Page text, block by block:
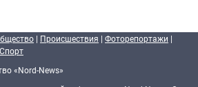
| Происшествия | Фоторепортажи |
Спорт
«Nord-News»